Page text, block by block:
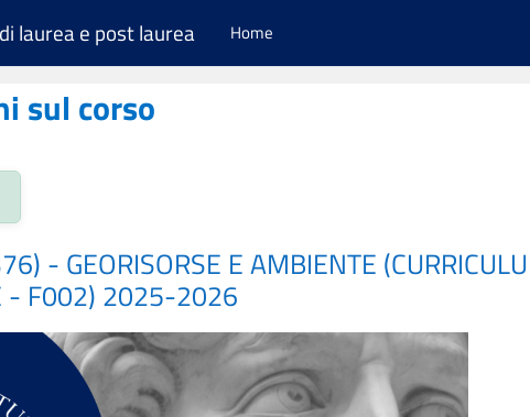
laurea e post laurea Home
sul corso
- GEORISORSE E AMBIENTE
- F002) 2025-2026